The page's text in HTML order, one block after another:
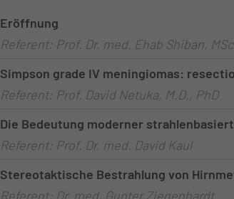
Eröffnung
Referent: Prof. Dr. med. Ehab Shiban,
Simpson grade IV meningiomas:
Referent: Prof. David Netuka, M.D., PhD
Die Bedeutung moderner
Referent: Prof. Dr. med. David Kaul
Stereotaktische Bestrahlung von
Referent: Dr. med. Gunter Ziegenhardt